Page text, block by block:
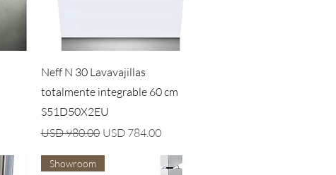
Vista rápida
Neff N 30 Lavavajillas
totalmente integrable 60 cm
S51D50X2EU
Precio
USD 980.00 Precio de oferta
USD 784.00
Showroom